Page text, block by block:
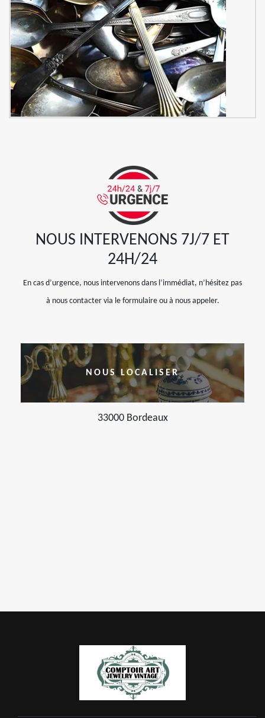
NOUS INTERVENONS 7J/7 ET
24H/24
En cas d’urgence, nous intervenons dans l’immédiat, n’hésitez pas
à nous contacter via le formulaire ou à nous appeler.
NOUS LOCALISER
33000 Bordeaux